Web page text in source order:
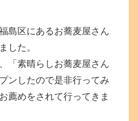
島区にあるお蕎麦屋さん
した。
「素晴らしお蕎麦屋さん
ンしたので是非行ってみ
薦めをされて行ってきま